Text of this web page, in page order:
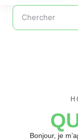
Bonjour, je